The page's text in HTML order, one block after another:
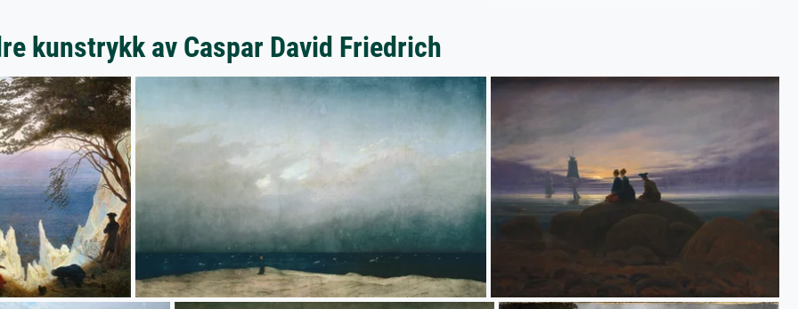
kunstrykk av Caspar David Friedrich